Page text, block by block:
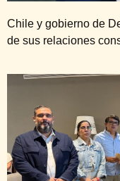
Chile y gobierno de
de sus relaciones